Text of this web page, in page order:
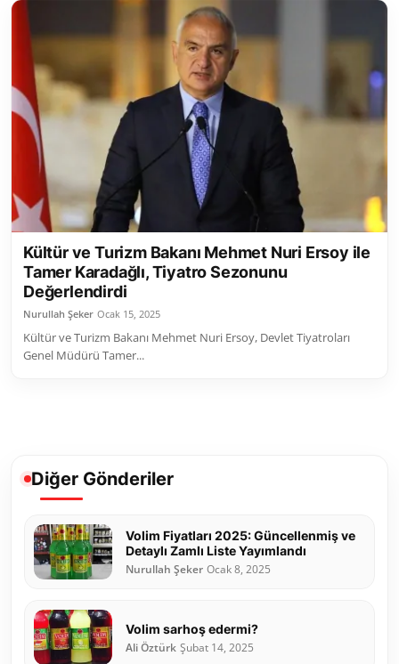
Yerel Yönetimler
Mülki İdare
Toplum ve Yaşam
Sivil Toplum Kuruluşları
Kamu Kurumları ve Üst Kurullar
Resmi Reklamlar
Kültür ve Turizm Bakanı Mehmet Nuri Ersoy ile
Tamer Karadağlı, Tiyatro Sezonunu
Değerlendirdi
Nurullah Şeker Ocak 15, 2025
Kültür ve Turizm Bakanı Mehmet Nuri Ersoy, Devlet Tiyatroları
Genel Müdürü Tamer...
Diğer Gönderiler
Volim Fiyatları 2025: Güncellenmiş ve
Detaylı Zamlı Liste Yayımlandı
Nurullah Şeker Ocak 8, 2025
Volim sarhoş edermi?
Ali Öztürk Şubat 14, 2025